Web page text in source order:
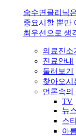
숨수면클리닉
중요시할 뿐만
최우선으로 생
의료진소
진료안내
둘러보기
찾아오시
언론속의
TV
뉴
스
아